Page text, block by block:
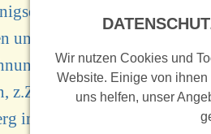
Mark.
uns sehr für eine neue
mit ca. 70-80qm
z.Zt. leben wir in
in einer 107qm
Wir nutzen Cookies und
Website. Einige von
uns helfen, unser